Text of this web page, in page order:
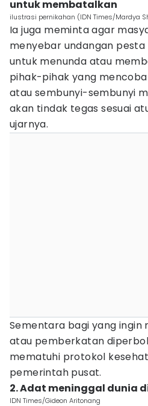
untuk membatalkan
ilustrasi pernikahan (IDN Times/Mardya
Ia juga meminta agar
menyebar undangan pesta
untuk menunda atau
pihak-pihak yang
atau sembunyi-sembunyi
akan tindak tegas sesuai
ujarnya.
Sementara bagi yang ingin
atau pemberkatan
mematuhi protokol
pemerintah pusat.
2. Adat meninggal dunia
IDN Times/Gideon Aritonang